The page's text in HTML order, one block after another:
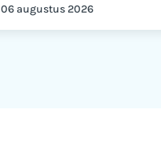
06 augustus 2026